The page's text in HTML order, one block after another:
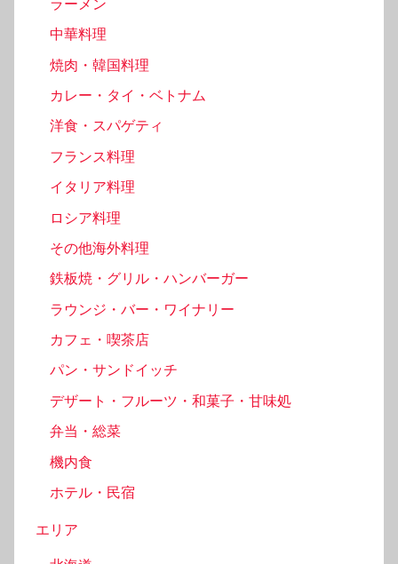
ラーメン
中華料理
焼肉・韓国料理
カレー・タイ・ベトナム
洋食・スパゲティ
フランス料理
イタリア料理
ロシア料理
その他海外料理
鉄板焼・グリル・ハンバーガー
ラウンジ・バー・ワイナリー
カフェ・喫茶店
パン・サンドイッチ
デザート・フルーツ・和菓子・甘味処
弁当・総菜
機内食
ホテル・民宿
エリア